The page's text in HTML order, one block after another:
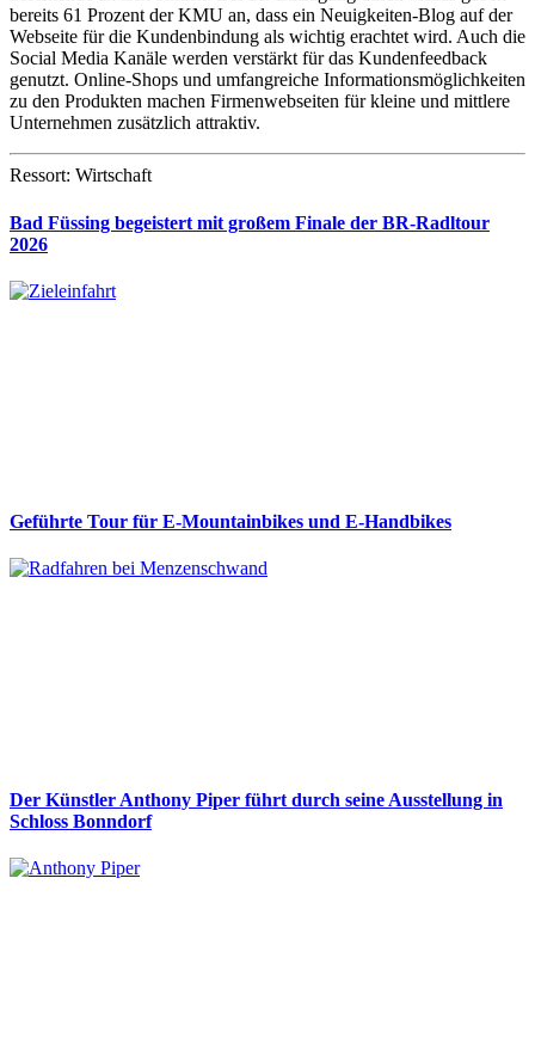
bereits 61 Prozent der KMU an, dass ein Neuigkeiten-Blog auf der
Webseite für die Kundenbindung als wichtig erachtet wird. Auch die
Social Media Kanäle werden verstärkt für das Kundenfeedback
genutzt. Online-Shops und umfangreiche Informationsmöglichkeiten
zu den Produkten machen Firmenwebseiten für kleine und mittlere
Unternehmen zusätzlich attraktiv.
Ressort: Wirtschaft
Bad Füssing begeistert mit großem Finale der BR-Radltour
2026
Geführte Tour für E-Mountainbikes und E-Handbikes
Der Künstler Anthony Piper führt durch seine Ausstellung in
Schloss Bonndorf